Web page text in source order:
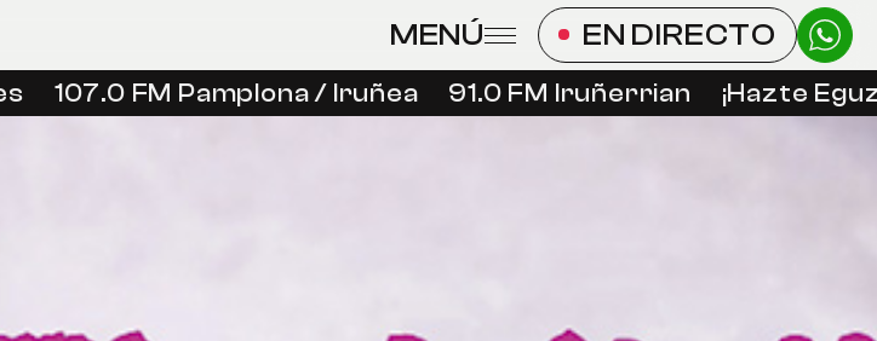
MENÚ EN DIRECTO
107.0 FM Pamplona / Iruñea 91.0 FM Iruñerrian ¡Hazte